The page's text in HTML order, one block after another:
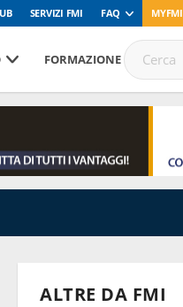
SERVIZI FMI FAQ MYFMI
FORMAZIONE
ALTRE DA FMI